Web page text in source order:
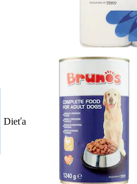
Dieťa